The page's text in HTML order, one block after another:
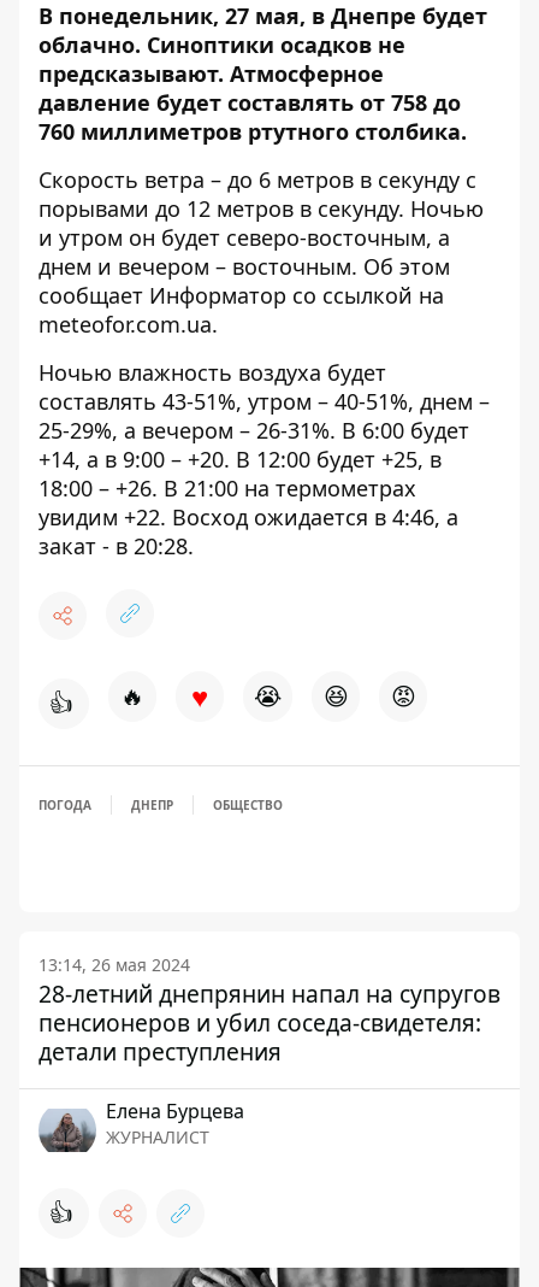
В понедельник, 27 мая, в Днепре будет
облачно. Синоптики осадков не
предсказывают. Атмосферное
давление будет составлять от 758 до
760 миллиметров ртутного столбика.
Скорость ветра – до 6 метров в секунду с
порывами до 12 метров в секунду. Ночью
и утром он будет северо-восточным, а
днем ​​и вечером – восточным. Об этом
сообщает Информатор со ссылкой на
meteofor.com.ua.
Ночью влажность воздуха будет
составлять 43-51%, утром – 40-51%, днем ​​–
25-29%, а вечером – 26-31%. В 6:00 будет
+14, а в 9:00 – +20. В 12:00 будет +25, в
18:00 – +26. В 21:00 на термометрах
увидим +22. Восход ожидается в 4:46, а
закат - в 20:28.
👍 🔥 ♥ 😭 😆 😡
ПОГОДА ДНЕПР ОБЩЕСТВО
13:14, 26 мая 2024
28-летний днепрянин напал на супругов
пенсионеров и убил соседа-свидетеля:
детали преступления
Елена Бурцева
ЖУРНАЛИСТ
👍